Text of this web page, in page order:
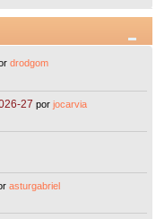
drodgom
27 porjocarvia
asturgabriel